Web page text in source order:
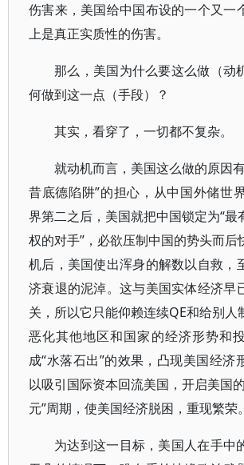
伤害来，美国给中国布设的一个又一
上是真正实质性的伤害。
那么，美国为什么要这么做（动
何做到这一点（手段）？
其实，看穿了，一切都不复杂。
就动机而言，美国这么做的原因
昔底德陷阱”的担心，从中国外储世
界第二之后，美国就把中国锁定为“最
权的对手”，必欲压制中国的势头而后
机后，美国使出浑身的解数以自救，
济衰退的泥淖。这与美国实体经济早
关，所以它只能仰赖连续QE和给别人
恶化其他地区和国家的经济形势和
成“水落石出”的效果，凸现美国经济
以吸引国际资本回流美国，开启美国
元”周期，使美国经济脱困，重现繁荣。
为达到这一目标，美国人在手中